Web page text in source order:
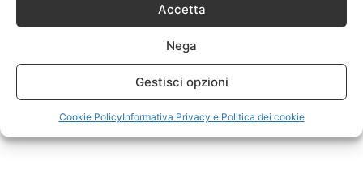
Accetta
Nega
Gestisci opzioni
Cookie PolicyInformativa Privacy e Politica dei cookie